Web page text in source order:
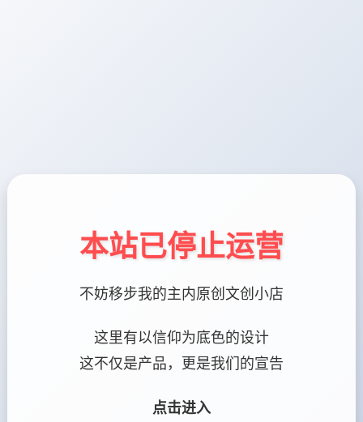
本站已停止运营
不妨移步我的主内原创文创小店
这里有以信仰为底色的设计
这不仅是产品，更是我们的宣告
点击进入